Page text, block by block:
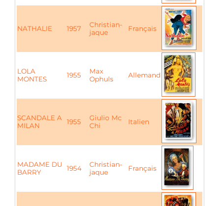
NATHALIE 1957
Christian-
jaque
Français
LOLA
MONTES
1955
Max
Ophuls
Allemand
SCANDALE A
MILAN
1955
Giulio Mc
Chi
Italien
MADAME DU
BARRY
1954
Christian-
jaque
Français